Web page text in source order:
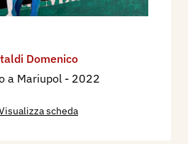
Domenico
a Mariupol - 2022
scheda